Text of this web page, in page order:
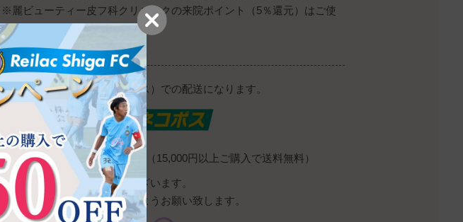
※麗ビューティー皮フ科クリニックの来院ポイント（5％還元）はご使
用いただけません。
配送・送料について
ヤマト運輸（宅急便・ネコポス）での配送になります。
宅急便：送料は全国一律700円（15,000円以上ご購入で送料無料）
下記の時間帯指定が可能でございます。
ご購入の際にご指定頂きますようお願い致します。